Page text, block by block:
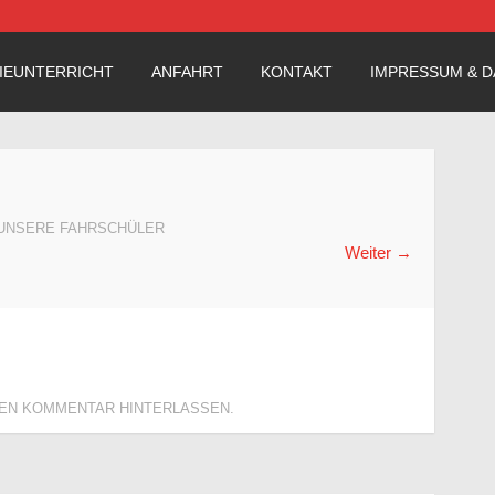
ANFAHRT KONTAKT IMPRESSUM &
FAHRSCHÜLER
Weiter →
KOMMENTAR HINTERLASSEN